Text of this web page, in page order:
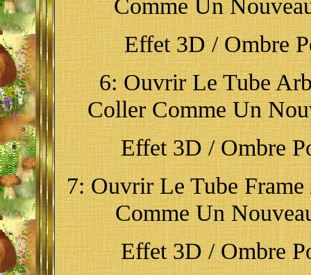
Comme Un
Effet 3D / Ombre
6: Ouvrir Le Tube
Coller Comme Un
Effet 3D / Ombre
7: Ouvrir Le Tube
Comme Un
Effet 3D / Ombre